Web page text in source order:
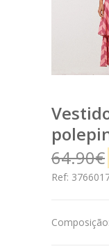
vestido c/ folhos em
64.90€
Ref: